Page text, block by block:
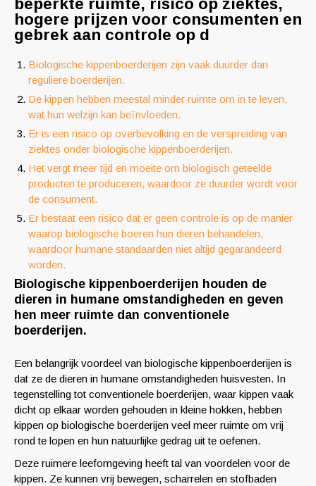
beperkte ruimte, risico op ziektes,
hogere prijzen voor consumenten en
gebrek aan controle op d
Biologische kippenboerderijen zijn vaak duurder dan
reguliere boerderijen.
De kippen hebben meestal minder ruimte om in te leven,
wat hun welzijn kan beïnvloeden.
Er is een risico op overbevolking en de verspreiding van
ziektes onder biologische kippenboerderijen.
Het vergt meer tijd en moeite om biologisch geteelde
producten te produceren, waardoor ze duurder wordt voor
de consument.
Er bestaat een risico dat er geen controle is op de manier
waarop biologische boeren hun dieren behandelen,
waardoor humane standaarden niet altijd gegarandeerd
worden.
Biologische kippenboerderijen houden de
dieren in humane omstandigheden en geven
hen meer ruimte dan conventionele
boerderijen.
Een belangrijk voordeel van biologische kippenboerderijen is
dat ze de dieren in humane omstandigheden huisvesten. In
tegenstelling tot conventionele boerderijen, waar kippen vaak
dicht op elkaar worden gehouden in kleine hokken, hebben
kippen op biologische boerderijen veel meer ruimte om vrij
rond te lopen en hun natuurlijke gedrag uit te oefenen.
Deze ruimere leefomgeving heeft tal van voordelen voor de
kippen. Ze kunnen vrij bewegen, scharrelen en stofbaden